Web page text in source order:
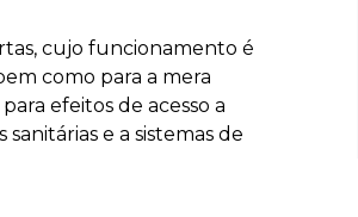
cujo funcionamento é
como para a mera
efeitos de acesso a
e a sistemas de